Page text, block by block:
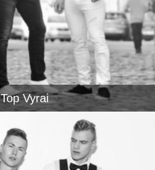
Top Vyrai